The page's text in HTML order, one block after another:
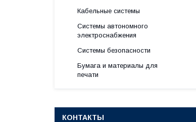
Кабельные системы
Системы автономного
электроснабжения
Системы безопасности
Бумага и материалы для
печати
КОНТАКТЫ